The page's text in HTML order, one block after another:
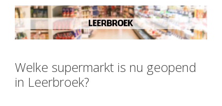
Welke supermarkt is nu geopend
in Leerbroek?